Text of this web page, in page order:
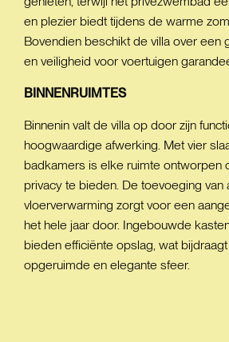
en plezier biedt tijdens de warme
Bovendien beschikt de villa over een
en veiligheid voor voertuigen
BINNENRUIMTES
Binnenin valt de villa op door zijn
hoogwaardige afwerking. Met vier
badkamers is elke ruimte ontworpen
privacy te bieden. De toevoeging van
vloerverwarming zorgt voor een
het hele jaar door. Ingebouwde
bieden efficiënte opslag, wat
opgeruimde en elegante sfeer.